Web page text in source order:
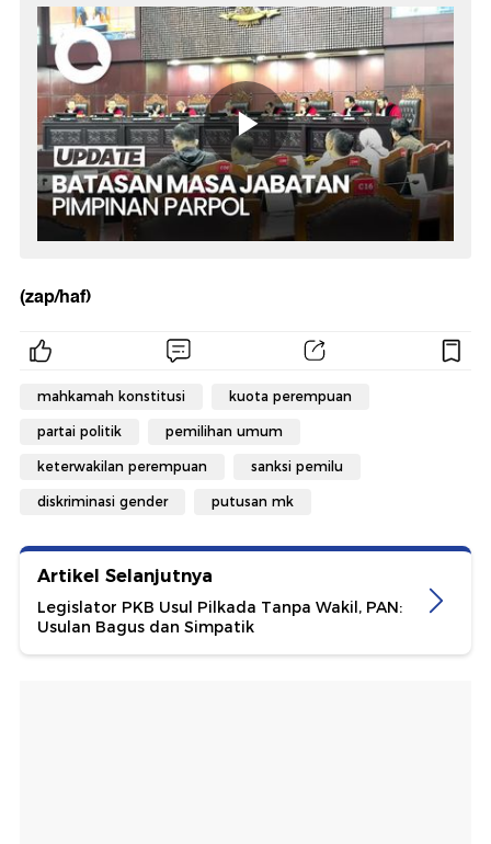
(zap/haf)
mahkamah konstitusi kuota perempuan
partai politik pemilihan umum
keterwakilan perempuan sanksi pemilu
diskriminasi gender putusan mk
Artikel Selanjutnya
Legislator PKB Usul Pilkada Tanpa Wakil, PAN:
Usulan Bagus dan Simpatik